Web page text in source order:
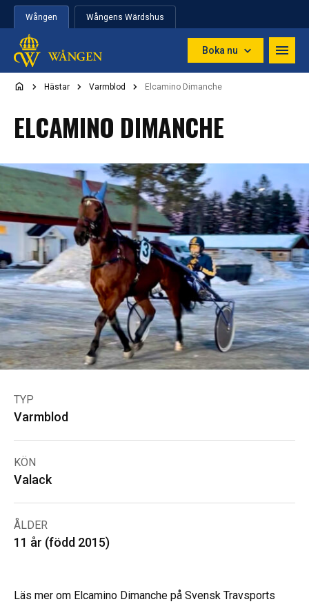
Hoppa till innehåll
Wången Wångens Wärdshus
Boka nu
Hästar Varmblod Elcamino Dimanche
ELCAMINO DIMANCHE
TYP
Varmblod
KÖN
Valack
ÅLDER
11 år (född 2015)
Läs mer om Elcamino Dimanche på Svensk Travsports